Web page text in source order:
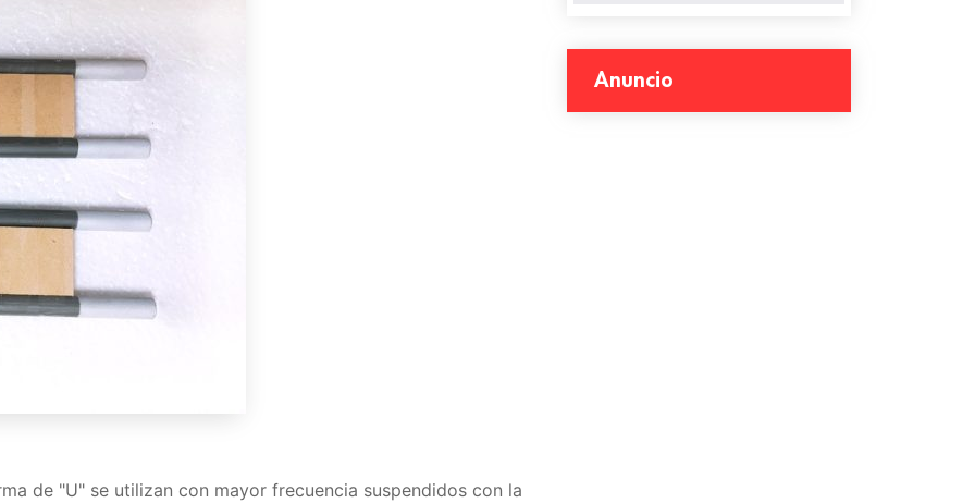
Mosi2 en forma de U
de "U" se utilizan con mayor frecuencia suspendidos con la
Anuncio